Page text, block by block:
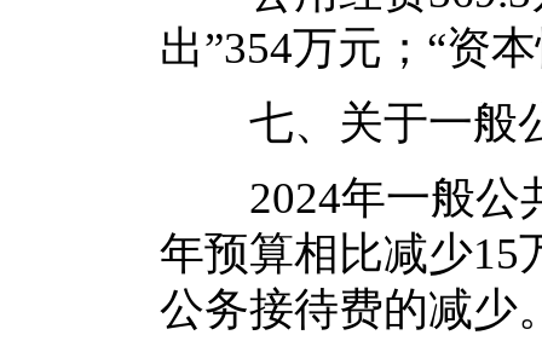
出”354万元；“资
七、关于一般公
2024年一般公共
年预算相比减少15
公务接待费的减少